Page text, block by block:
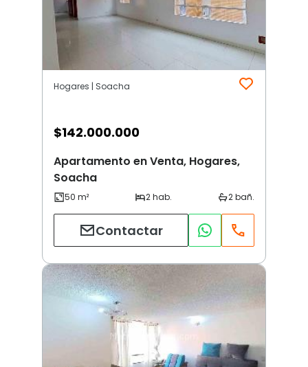
Hogares | Soacha
$142.000.000
Apartamento en Venta, Hogares,
Soacha
Contactar